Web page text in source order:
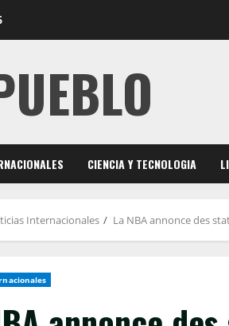
CIENCIA Y TECNOLOGIA
Internacionales La NBA annonce des